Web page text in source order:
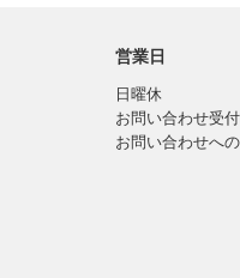
営業日
日曜休
お問い合わせ受
お問い合わせへ